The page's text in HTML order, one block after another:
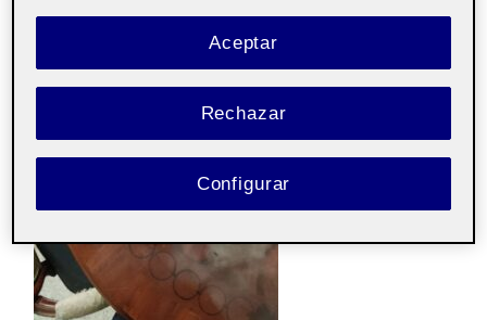
Rechazar
Aceptar
Configurar